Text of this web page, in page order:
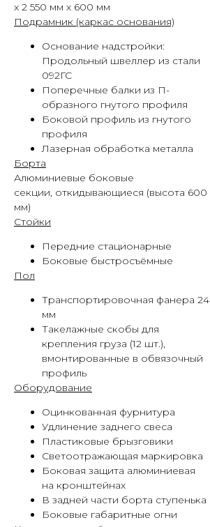
x 2 550 мм x 600 мм
Подрамник (каркас основания)
Основание надстройки:
Продольный швеллер из стали
092ГС
Поперечные балки из П-
образного гнутого профиля
Боковой профиль из гнутого
профиля
Лазерная обработка металла
Борта
Алюминиевые боковые
секции, откидывающиеся (высота 600
мм)
Стойки
Передние стационарные
Боковые быстросъёмные
Пол
Транспортировочная фанера 24
мм
Такелажные скобы для
крепления груза (12 шт.),
вмонтированные в обвязочный
профиль
Оборудование
Оцинкованная фурнитура
Удлинение заднего свеса
Пластиковые брызговики
Светоотражающая маркировка
Боковая защита алюминиевая
на кронштейнах
В задней части борта ступенька
Боковые габаритные огни